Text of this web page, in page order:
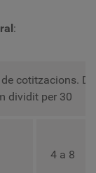
:
de cotitzacions.
dividit per 30
4 a 8